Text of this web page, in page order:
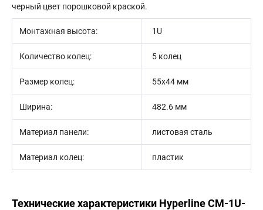
черный цвет порошковой краской.
Монтажная высота: 1U
Количество колец: 5 колец
Размер колец: 55х44 мм
Ширина: 482.6 мм
Материал панели: листовая сталь
Материал колец: пластик
Технические характеристики Hyperline CM-1U-